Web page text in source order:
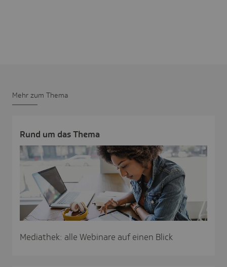
Mehr zum Thema
Rund um das Thema
Mediathek: alle Webinare auf einen Blick